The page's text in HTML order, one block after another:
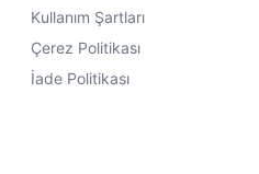
Kullanım Şartları
Çerez Politikası
İade Politikası